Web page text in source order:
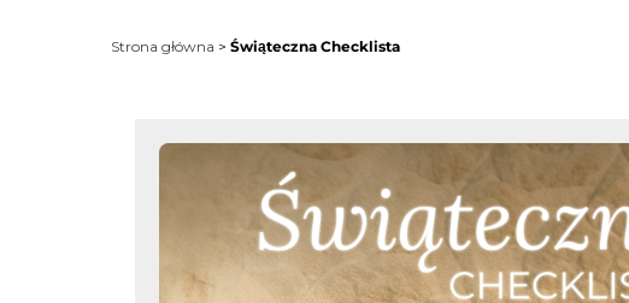
Strona główna Świąteczna Checklista